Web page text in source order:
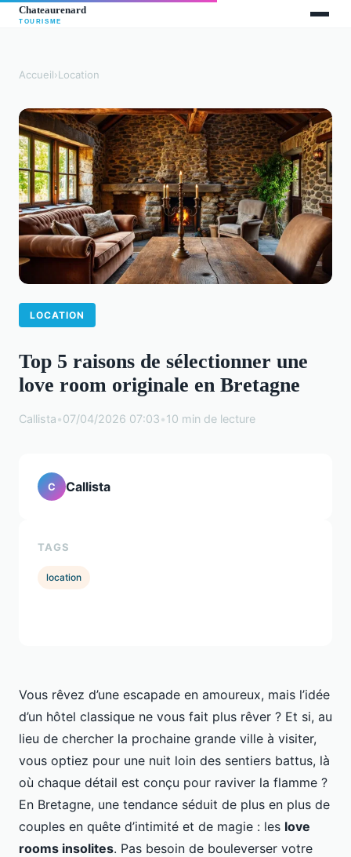
Accueil›Location
LOCATION
Top 5 raisons de sélectionner une
love room originale en Bretagne
Callista•07/04/2026 07:03•10 min de lecture
Vous rêvez d’une escapade en amoureux, mais l’idée
d’un hôtel classique ne vous fait plus rêver ? Et si, au
lieu de chercher la prochaine grande ville à visiter,
vous optiez pour une nuit loin des sentiers battus, là
où chaque détail est conçu pour raviver la flamme ?
En Bretagne, une tendance séduit de plus en plus de
couples en quête d’intimité et de magie : les love
rooms insolites. Pas besoin de bouleverser votre
C Callista
TAGS
location